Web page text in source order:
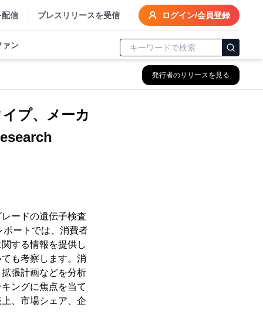
配信 プレスリリースを受信 ログイン/会員登録
ァン
発行者のリリースを見る
プ、メーカ
ードの遺伝子検査
ートでは、消費者
する情報を提供し
も考察します。消
張計画などを分析
ングに焦点を当て
、市場シェア、企